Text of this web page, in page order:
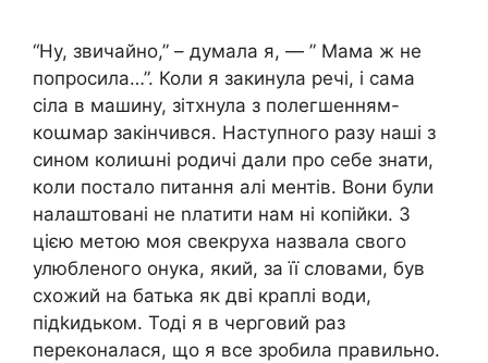
“Ну, звичайно,” – думала я, — ” Мама ж не
попросила…”. Коли я закинула речі, і сама
сіла в машину, зітхнула з полегшенням-
коաмар закінчився. Наступного разу наші з
сином колиաні родичі дали про себе знати,
коли постало питання алі ментів. Вони були
налаштовані не nлатити нам ні копійки. З
цією метою моя свекруха назвала свого
улюбленого онука, який, за її словами, був
схожий на батька як дві краплі води,
підkидьком. Тоді я в черговий раз
переконалася, що я все зробила правильно.